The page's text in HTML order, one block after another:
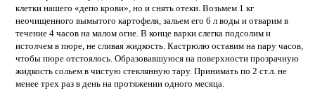
клетки нашего «депо крови», но и снять отеки. Возьмем 1 кг
неочищенного вымытого картофеля, зальем его 6 л воды и отварим в
течение 4 часов на малом огне. В конце варки слегка подсолим и
истолчем в пюре, не сливая жидкость. Кастрюлю оставим на пару часов,
чтобы пюре отстоялось. Образовавшуюся на поверхности прозрачную
жидкость сольем в чистую стеклянную тару. Принимать по 2 ст.л. не
менее трех раз в день на протяжении одного месяца.